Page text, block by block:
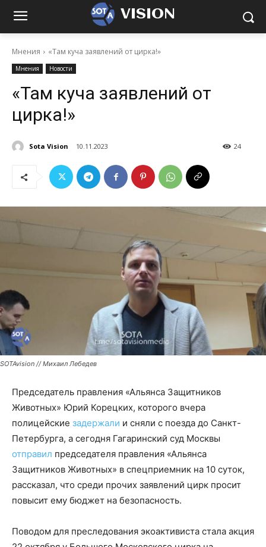
VISION
Мнения «Там куча заявлений от цирка!»
Мнения Новости
«Там куча заявлений от
цирка!»
Sota Vision 10.11.2023 24
SOTAvision // Михаил Лебедев
Председатель правления «Альянса Защитников
Животных» Юрий Корецких, которого вчера
полицейские задержали и сняли с поезда до Санкт-
Петербурга, а сегодня Гагаринский суд Москвы
отправил председателя правления «Альянса
Защитников Животных» в спецприемник на 10 суток,
рассказал, что среди прочих заявлений цирк просит
повысит ему бюджет на безопасность.
Поводом для преследования экоактивиста стала акция